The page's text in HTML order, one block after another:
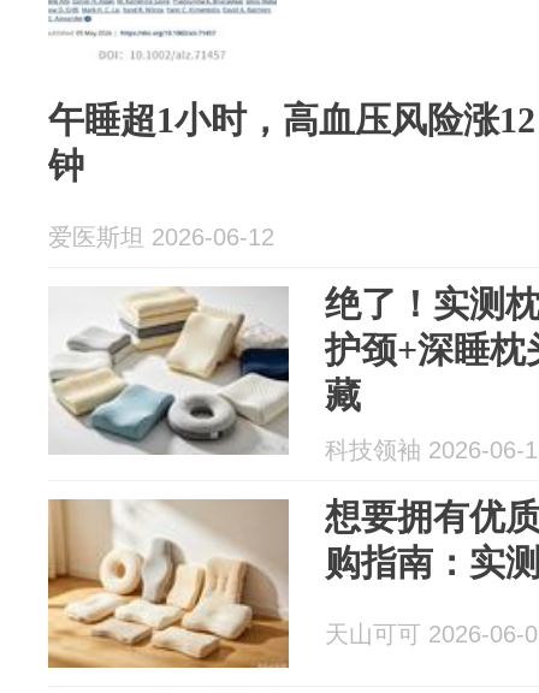
午睡超1小时，高血压风险涨
钟
爱医斯坦 2026-06-12
绝了！实测
护颈+深睡枕
藏
科技领袖 2026-06-
想要拥有优
购指南：实
天山可可 2026-06-